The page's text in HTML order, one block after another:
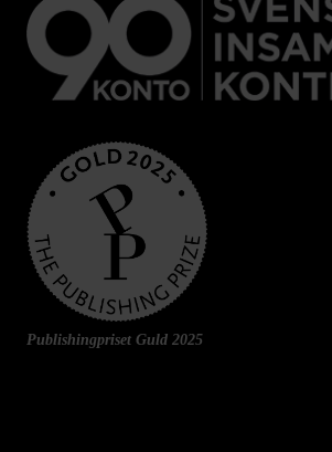
Publishingpriset Guld 2025